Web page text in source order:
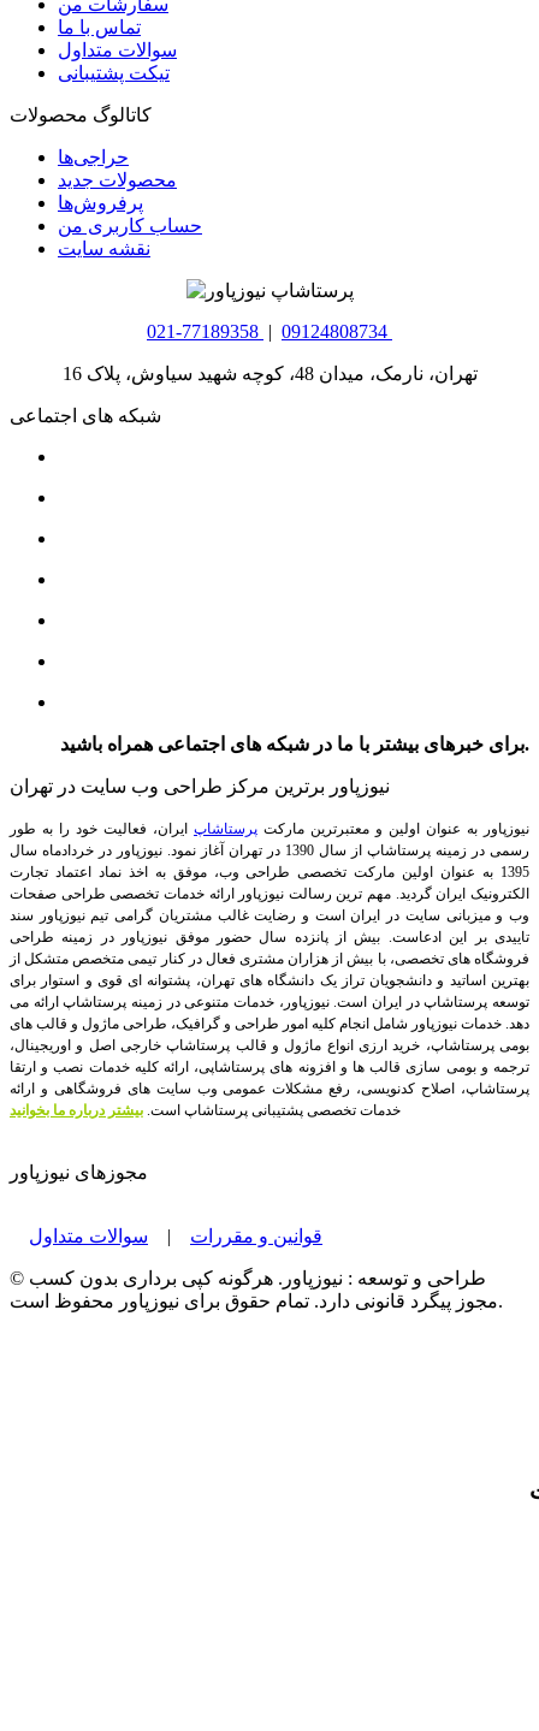
سفارشات من
تماس با ما
سوالات متداول
تیکت پشتیبانی
کاتالوگ محصولات
حراجی‌ها
محصولات جدید
پرفروش‌ها
حساب کاربری من
نقشه سایت
021-77189358 | 09124808734
تهران، نارمک، میدان 48، کوچه شهید سیاوش، پلاک 16
شبکه های اجتماعی
برای خبرهای بیشتر با ما در شبکه های اجتماعی همراه باشید.
نیوزپاور برترین مرکز طراحی وب سایت در تهران
نیوزپاور به عنوان اولین و معتبرترین مارکت پرستاشاپ ایران، فعالیت خود را به طور
رسمی در زمینه پرستاشاپ از سال 1390 در تهران آغاز نمود. نیوزپاور در خردادماه سال
1395 به عنوان اولین مارکت تخصصی طراحی وب، موفق به اخذ نماد اعتماد تجارت
الکترونیک ایران گردید. مهم ترین رسالت نیوزپاور ارائه خدمات تخصصی طراحی صفحات
وب و میزبانی سایت در ایران است و رضایت غالب مشتریان گرامی تیم نیوزپاور سند
تاییدی بر این ادعاست. بیش از پانزده سال حضور موفق نیوزپاور در زمینه طراحی
فروشگاه های تخصصی، با بیش از هزاران مشتری فعال در کنار تیمی متخصص متشکل از
بهترین اساتید و دانشجویان تراز یک دانشگاه های تهران، پشتوانه ای قوی و استوار برای
توسعه پرستاشاپ در ایران است.نیوزپاور، خدمات متنوعی در زمینه پرستاشاپ ارائه می
دهد. خدمات نیوزپاور شامل انجام کلیه امور طراحی و گرافیک، طراحی ماژول و قالب های
بومی پرستاشاپ، خرید ارزی انواع ماژول و قالب پرستاشاپ خارجی اصل و اوریجینال،
ترجمه و بومی سازی قالب ها و افزونه های پرستاشاپی، ارائه کلیه خدمات نصب و ارتقا
پرستاشاپ، اصلاح کدنویسی، رفع مشکلات عمومی وب سایت های فروشگاهی و ارائه
خدمات تخصصی پشتیبانی پرستاشاپ است. بیشتر درباره ما بخوانید
مجوزهای نیوزپاور
قوانین و مقررات | سوالات متداول
© طراحی و توسعه : نیوزپاور. هرگونه کپی برداری بدون کسب
مجوز پیگرد قانونی دارد. تمام حقوق برای نیوزپاور محفوظ است.